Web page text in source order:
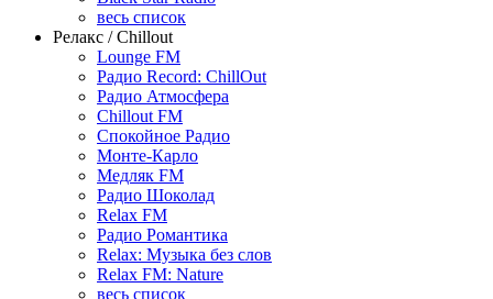
весь список
Релакс / Chillout
Lounge FM
Радио Record: ChillOut
Радио Атмосфера
Chillout FM
Спокойное Радио
Монте-Карло
Медляк FM
Радио Шоколад
Relax FM
Радио Романтика
Relax: Музыка без слов
Relax FM: Nature
весь список